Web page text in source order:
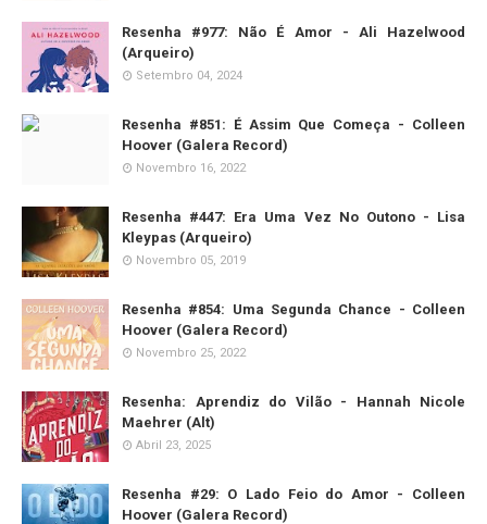
Resenha #977: Não É Amor - Ali Hazelwood
(Arqueiro)
Setembro 04, 2024
Resenha #851: É Assim Que Começa - Colleen
Hoover (Galera Record)
Novembro 16, 2022
Resenha #447: Era Uma Vez No Outono - Lisa
Kleypas (Arqueiro)
Novembro 05, 2019
Resenha #854: Uma Segunda Chance - Colleen
Hoover (Galera Record)
Novembro 25, 2022
Resenha: Aprendiz do Vilão - Hannah Nicole
Maehrer (Alt)
Abril 23, 2025
Resenha #29: O Lado Feio do Amor - Colleen
Hoover (Galera Record)